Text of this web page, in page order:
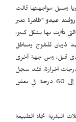
وسبل مواجهتها قالت
روفند عبدو"ظاهرة تغير
تأثرت بها بشكل كبير،
ذوبان للثلوج ومناطق
ذي قبل، ومن جهة أخرى
الحرارة، فقد سجل
عام 2023 رقم قياسي في ارتفاع درجات الحرارة وصلت إلى 60 درجة في بعض
البشرية تجاه الطبيعة